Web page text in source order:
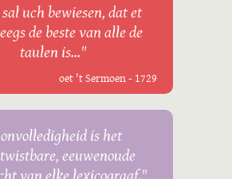
uch bewiesen, dat et
de beste van alle de
taulen is..."
oet 't Sermoen - 1729
is het
eeuwenoude